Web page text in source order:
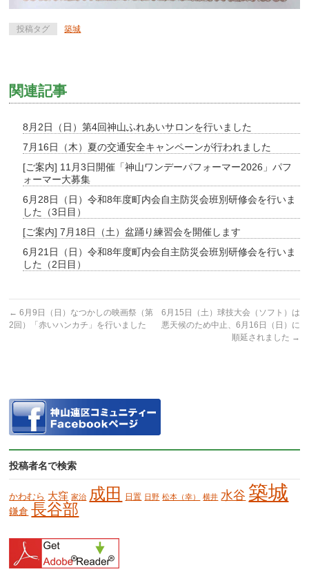
投稿タグ 築城
関連記事
8月2日（日）第4回神山ふれあいサロンを行いました
7月16日（木）夏の交通安全キャンペーンが行われました
[ご案内] 11月3日開催「神山ワンデーパフォーマー2026」パフ
ォーマー大募集
6月28日（日）令和8年度町内会自主防災会班別研修会を行いま
した（3日目）
[ご案内] 7月18日（土）盆踊り練習会を開催します
6月21日（日）令和8年度町内会自主防災会班別研修会を行いま
した（2日目）
← 6月9日（日）なつかしの映画祭（第
2回）「赤いハンカチ」を行いました
6月15日（土）球技大会（ソフト）は
悪天候のため中止、6月16日（日）に
順延されました →
投稿者名で検索
かわむら 大窪 家治 成田 日置 日野 松本（幸） 横井 水谷 築城
鎌倉 長谷部